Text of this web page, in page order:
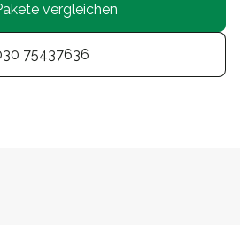
vergleichen
75437636